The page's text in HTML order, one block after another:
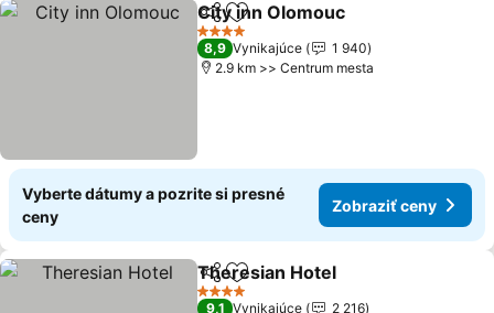
ZdieľaťPridať do obľúbených
City inn Olomouc
4 Počet hviezdičiek
8,9 Vynikajúce
1 940
2.9 km >> Centrum mesta
Vyberte dátumy a pozrite si presné
ceny
Zobraziť ceny
ZdieľaťPridať do obľúbených
Theresian Hotel
4 Počet hviezdičiek
9,1 Vynikajúce
2 216